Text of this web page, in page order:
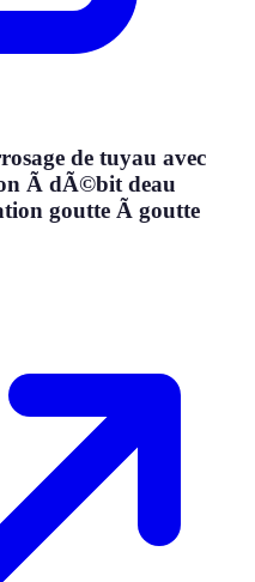
de tuyau avec
Ã dÃ©bit deau
goutte Ã goutte